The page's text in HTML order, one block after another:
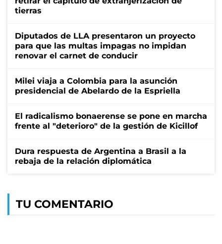
tierras
Diputados de LLA presentaron un proyecto
para que las multas impagas no impidan
renovar el carnet de conducir
Milei viaja a Colombia para la asunción
presidencial de Abelardo de la Espriella
El radicalismo bonaerense se pone en marcha
frente al "deterioro" de la gestión de Kicillof
Dura respuesta de Argentina a Brasil a la
rebaja de la relación diplomática
TU COMENTARIO